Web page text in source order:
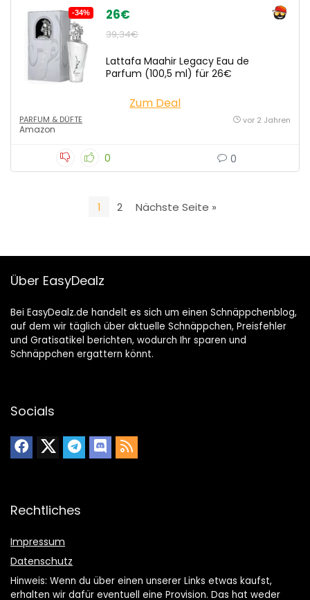
-34% 26€
39,34€
Lattafa Maahir Legacy Eau de
Parfum (100,5 ml) für 26€
Zum Deal
PARFUM & DÜFTE
Amazon
vor 2 Jahren
0 0
1 2 Nächste Seite »
Über EasyDealz
Bei EasyDealz.de handelt es sich um einen Schnäppchenblog,
auf dem wir täglich über aktuelle Schnäppchen, Preisfehler
und Gratisatikel berichten, wodurch Ihr sparen und
Schnäppchen ergattern könnt.
Socials
Rechtliches
Impressum
Datenschutz
Hinweis: Wenn du über einen unserer Links etwas kaufst,
erhalten wir dafür eventuell eine Provision. Das hat weder